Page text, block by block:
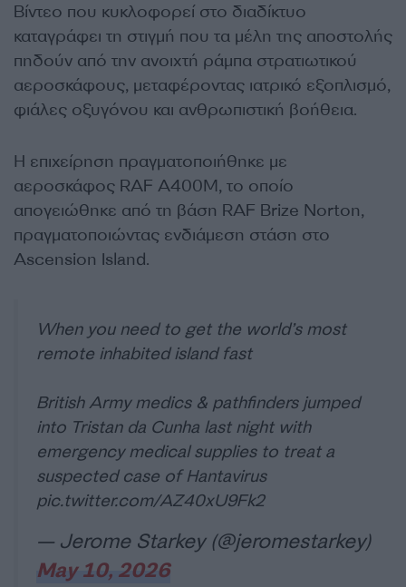
Βίντεο που κυκλοφορεί στο διαδίκτυο
καταγράφει τη στιγμή που τα μέλη της αποστολής
πηδούν από την ανοιχτή ράμπα στρατιωτικού
αεροσκάφους, μεταφέροντας ιατρικό εξοπλισμό,
φιάλες οξυγόνου και ανθρωπιστική βοήθεια.
Η επιχείρηση πραγματοποιήθηκε με
αεροσκάφος RAF A400M, το οποίο
απογειώθηκε από τη βάση RAF Brize Norton,
πραγματοποιώντας ενδιάμεση στάση στο
Ascension Island.
When you need to get the world’s most
remote inhabited island fast
British Army medics & pathfinders jumped
into Tristan da Cunha last night with
emergency medical supplies to treat a
suspected case of Hantavirus
pic.twitter.com/AZ40xU9Fk2
— Jerome Starkey (@jeromestarkey)
May 10, 2026